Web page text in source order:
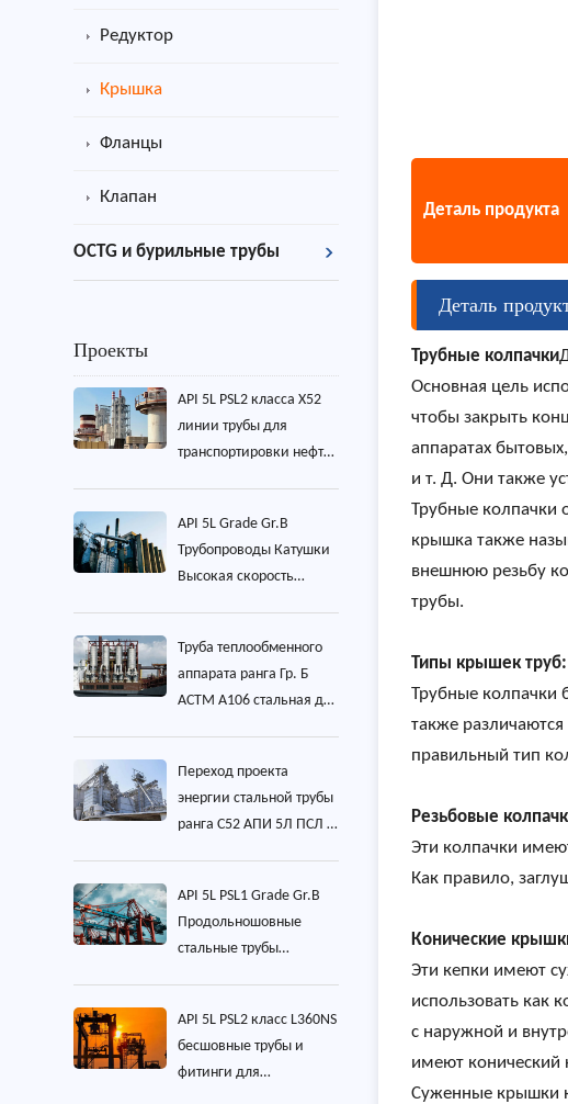
Редуктор
Крышка
Фланцы
Клапан
OCTG и бурильные трубы
Проекты
API 5L PSL2 класса X52
линии трубы для
транспортировки нефти
API 5L Grade Gr.B
Трубопроводы Катушки
Высокая скорость
Труба теплообменного
аппарата ранга Гр. Б
АСТМ А106 стальная для
Переход проекта
энергии стальной трубы
ранга С52 АПИ 5Л ПСЛ 2
API 5L PSL1 Grade Gr.B
Продольношовные
стальные трубы
API 5L PSL2 класс L360NS
бесшовные трубы и
фитинги для
Деталь продукта
Деталь
Трубные колпачки
Основная цель
чтобы закрыть
аппаратах
и т. Д. Они также
Трубные колпачки
крышка также
внешнюю резьбу
трубы.
Типы крышек труб:
Трубные колпачки
также
правильный тип
Резьбовые
Эти колпачки
Как правило,
Конические
Эти кепки имеют
использовать как
с наружной и
имеют конический
Суженные крышки